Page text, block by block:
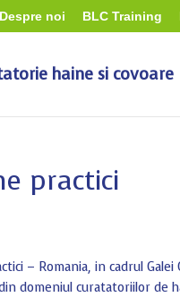
Despre noi BLC Training
haine si covoare
practici
– Romania, in cadrul Galei
domeniul curatatoriilor de